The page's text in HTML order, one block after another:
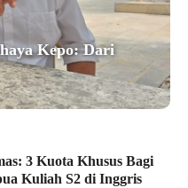
Kepo: Dari
3 Kuota Khusus Bagi
Kuliah S2 di Inggris